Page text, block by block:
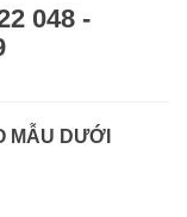
048 -
MẪU DƯỚI